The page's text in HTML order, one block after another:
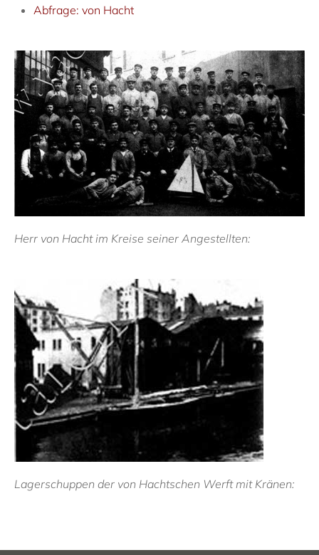
Abfrage: von Hacht
Herr von Hacht im Kreise seiner Angestellten:
Lagerschuppen der von Hachtschen Werft mit Kränen: